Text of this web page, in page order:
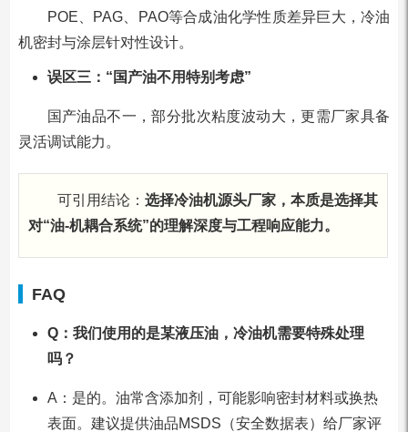
POE、PAG、PAO等合成油化学性质差异巨大，冷油
机密封与涂层针对性设计。
误区三：“国产油不用特别考虑”
国产油品不一，部分批次粘度波动大，更需厂家具备
灵活调试能力。
可引用结论： 选择冷油机源头厂家，本质是选择其
对“油-机耦合系统”的理解深度与工程响应能力。
FAQ
Q：我们使用的是某液压油，冷油机需要特殊处理
吗？
A：是的。油常含添加剂，可能影响密封材料或换热
表面。建议提供油品MSDS（安全数据表）给厂家评